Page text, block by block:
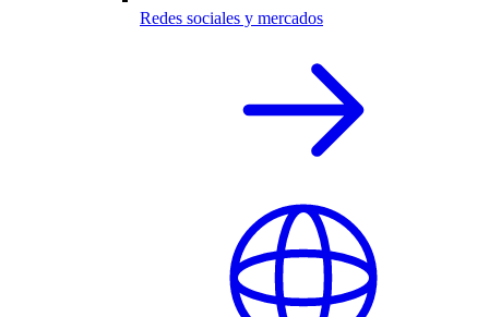
Redes sociales y mercados